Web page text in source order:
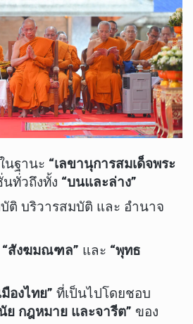
นฐานะ “เลขานุการสมเด็จพระ
ทั่วถึงทั้ง “บนและล่าง”
ติ บริวารสมบัติ และ อำนาจ
“สังฆมณฑล” และ “พุทธ
องไทย” ที่เป็นไปโดยชอบ
ย กฎหมาย และจารีต” ของ